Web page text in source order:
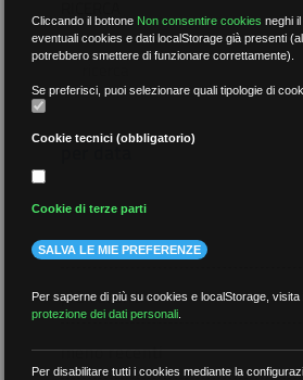
per data
più recenti
meno recenti
Cliccando il bottone Non consentire cookies neghi
eventuali cookies e dati localStorage già presenti
potrebbero smettere di funzionare correttamente).
Se preferisci, puoi selezionare quali tipologie di
Cookie tecnici (obbligatorio)
Cookie di terze parti
SALVA LE MIE PREFERENZE
Per saperne di più su cookies e localStorage,
protezione dei dati personali
Per disabilitare tutti i cookies mediante la